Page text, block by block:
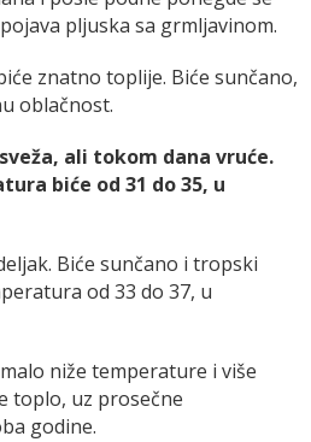
pljuska sa grmljavinom.
znatno toplije. Biće sunčano,
oblačnost.
ali tokom dana vruće.
biće od 31 do 35, u
Biće sunčano i tropski
od 33 do 37, u
niže temperature i više
toplo, uz prosečne
godine.